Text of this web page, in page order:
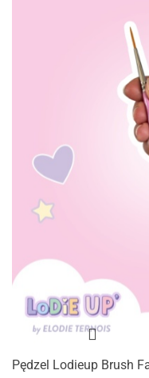
Pędzel Lodieup Brush